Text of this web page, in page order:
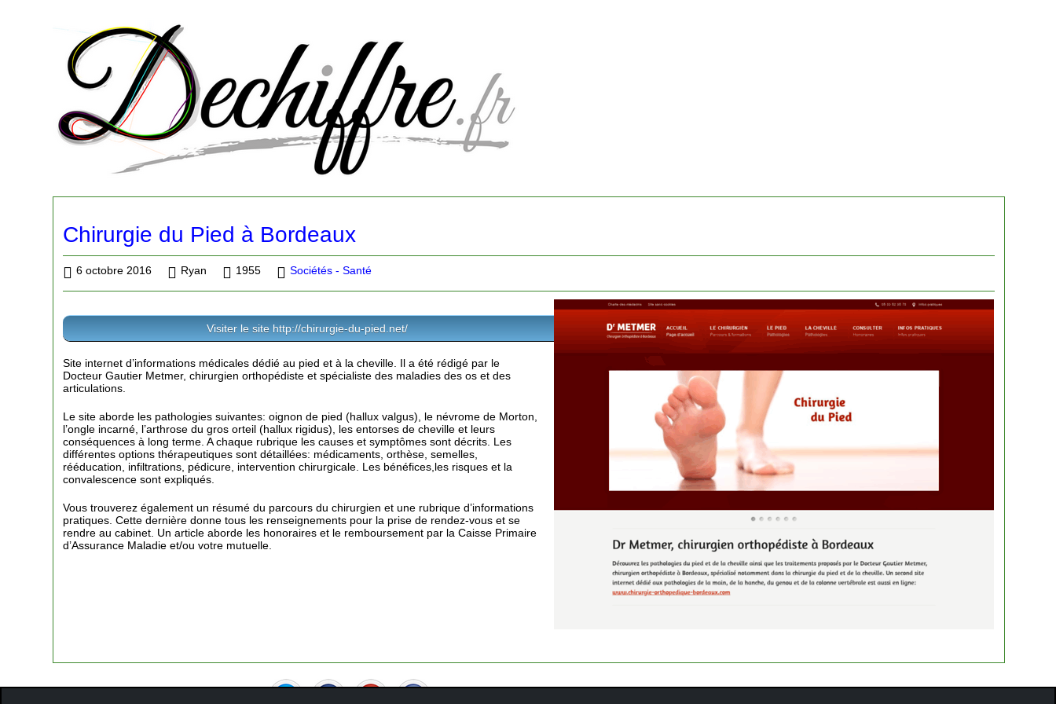
Chirurgie du Pied à Bordeaux
6 octobre 2016 Ryan 1955 Sociétés - Santé
Visiter le site http://chirurgie-du-pied.net/
Site internet d’informations médicales dédié au pied et à la cheville. Il a été rédigé par le
Docteur Gautier Metmer, chirurgien orthopédiste et spécialiste des maladies des os et des
articulations.
Le site aborde les pathologies suivantes: oignon de pied (hallux valgus), le névrome de Morton,
l’ongle incarné, l’arthrose du gros orteil (hallux rigidus), les entorses de cheville et leurs
conséquences à long terme. A chaque rubrique les causes et symptômes sont décrits. Les
différentes options thérapeutiques sont détaillées: médicaments, orthèse, semelles,
rééducation, infiltrations, pédicure, intervention chirurgicale. Les bénéfices,les risques et la
convalescence sont expliqués.
Vous trouverez également un résumé du parcours du chirurgien et une rubrique d’informations
pratiques. Cette dernière donne tous les renseignements pour la prise de rendez-vous et se
rendre au cabinet. Un article aborde les honoraires et le remboursement par la Caisse Primaire
d’Assurance Maladie et/ou votre mutuelle.